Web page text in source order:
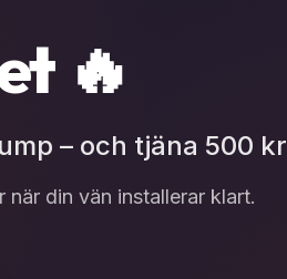
🔥
– och tjäna 500 kr
din vän installerar klart.